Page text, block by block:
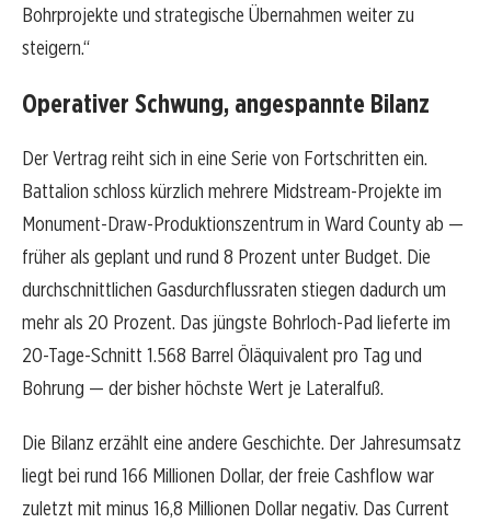
Bohrprojekte und strategische Übernahmen weiter zu
steigern.“
Operativer Schwung, angespannte Bilanz
Der Vertrag reiht sich in eine Serie von Fortschritten ein.
Battalion schloss kürzlich mehrere Midstream-Projekte im
Monument-Draw-Produktionszentrum in Ward County ab —
früher als geplant und rund 8 Prozent unter Budget. Die
durchschnittlichen Gasdurchflussraten stiegen dadurch um
mehr als 20 Prozent. Das jüngste Bohrloch-Pad lieferte im
20-Tage-Schnitt 1.568 Barrel Öläquivalent pro Tag und
Bohrung — der bisher höchste Wert je Lateralfuß.
Die Bilanz erzählt eine andere Geschichte. Der Jahresumsatz
liegt bei rund 166 Millionen Dollar, der freie Cashflow war
zuletzt mit minus 16,8 Millionen Dollar negativ. Das Current